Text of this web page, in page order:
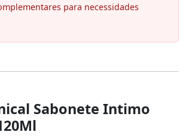
para necessidades
Sabonete Intimo